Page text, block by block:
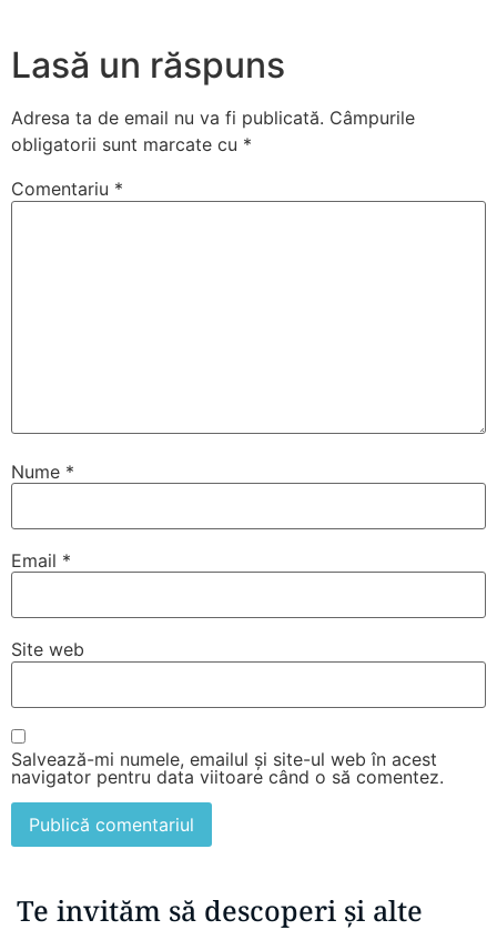
Lasă un răspuns
Adresa ta de email nu va fi publicată. Câmpurile
obligatorii sunt marcate cu *
Comentariu *
Nume *
Email *
Site web
Salvează-mi numele, emailul și site-ul web în acest
navigator pentru data viitoare când o să comentez.
Te invităm să descoperi și alte